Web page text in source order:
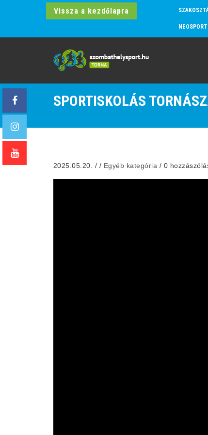
Vissza a kezdőlapra
NEOSPORT
SPORTISKOLÁS
2025.05.20. / / Egyéb kategória / 0